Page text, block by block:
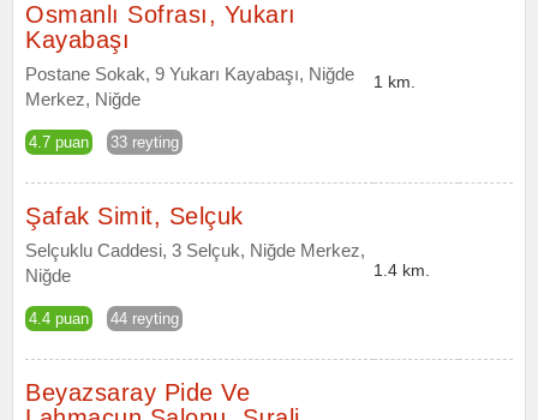
Osmanlı Sofrası, Yukarı
Kayabaşı
Postane Sokak, 9 Yukarı Kayabaşı, Niğde
Merkez, Niğde
4.7 puan 33 reyting
1 km.
Şafak Simit, Selçuk
Selçuklu Caddesi, 3 Selçuk, Niğde Merkez,
Niğde
4.4 puan 44 reyting
1.4 km.
Beyazsaray Pide Ve